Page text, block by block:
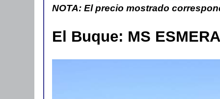
NOTA: El precio mostrado
El Buque: MS